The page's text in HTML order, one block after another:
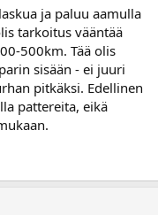
ja paluu aamulla
tarkoitus vääntää
500km. Tää olis
sisään - ei juuri
pitkäksi. Edellinen
pattereita, eikä